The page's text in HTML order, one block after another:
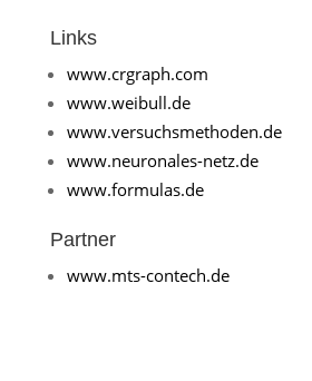
Links
www.crgraph.com
www.weibull.de
www.versuchsmethoden.de
www.neuronales-netz.de
www.formulas.de
Partner
www.mts-contech.de